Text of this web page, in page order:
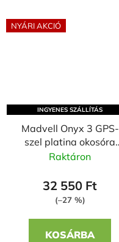
NYÁRI AKCIÓ
INGYENES SZÁLLÍTÁS
Madvell Onyx 3 GPS-
szel platina okosóra
szilikon szíjjal
Raktáron
32 550 Ft
(–27 %)
KOSÁRBA